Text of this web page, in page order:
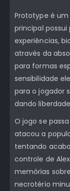
Prototype é
principal
experiências,
através da
para formas
sensibilidade
para o jogador
dando
O jogo se
atacou a
tentando
controle de
memórias
necrotério